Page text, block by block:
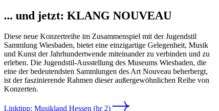
... und jetzt: KLANG NOUVEAU
Diese neue Konzertreihe im Zusammenspiel mit der Jugendstil
Sammlung Wiesbaden, bietet eine einzigartige Gelegenheit, Musik
und Kunst der Jahrhundertwende miteinander zu verbinden und zu
erleben. Die Jugendstil-Ausstellung des Museums Wiesbaden, die
eine der bedeutendsten Sammlungen des Art Nouveau beherbergt,
ist der faszinierende Rahmen dieser außergewöhnlichen Reihe von
Konzerten.
Linktipp: Musikland Hessen (hr 2)